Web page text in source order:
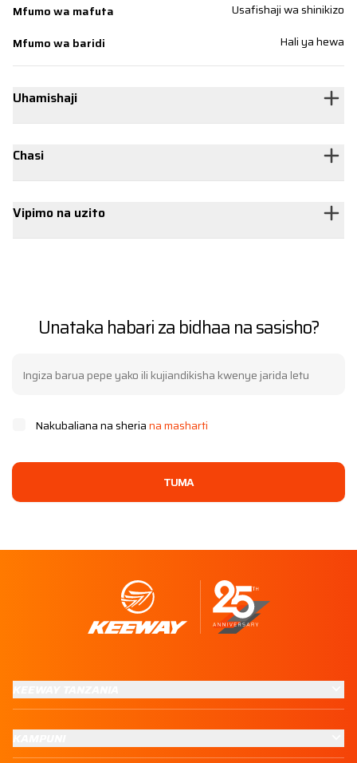
Mfumo wa mafuta
Usafishaji wa shinikizo
Mfumo wa baridi
Hali ya hewa
Uhamishaji
Chasi
Vipimo na uzito
Unataka habari za bidhaa na sasisho?
Nakubaliana na sheriana masharti
TUMA